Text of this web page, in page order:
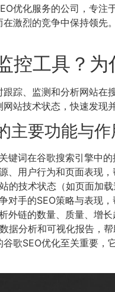
优化服务的公司，专
激烈的竞争中保持领
控工具？
踪、监测和分析网站
站技术状态，快速发现
主要功能与作
键词在谷歌搜索引擎中
、用户行为和页面表现
的技术状态（如页面加
对手的SEO策略与表现
外链的数量、质量、增
数据分析和可视化报告，
歌SEO优化至关重要